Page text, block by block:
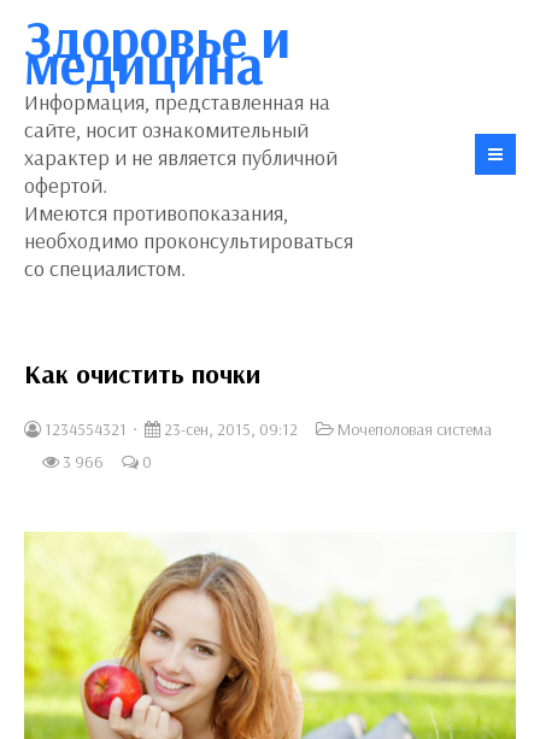
Здоровье и
медицина
Информация, представленная на
сайте, носит ознакомительный
характер и не является публичной
офертой.
Имеются противопоказания,
необходимо проконсультироваться
со специалистом.
Как очистить почки
1234554321 23-сен, 2015, 09:12
Мочеполовая система
3 966
0